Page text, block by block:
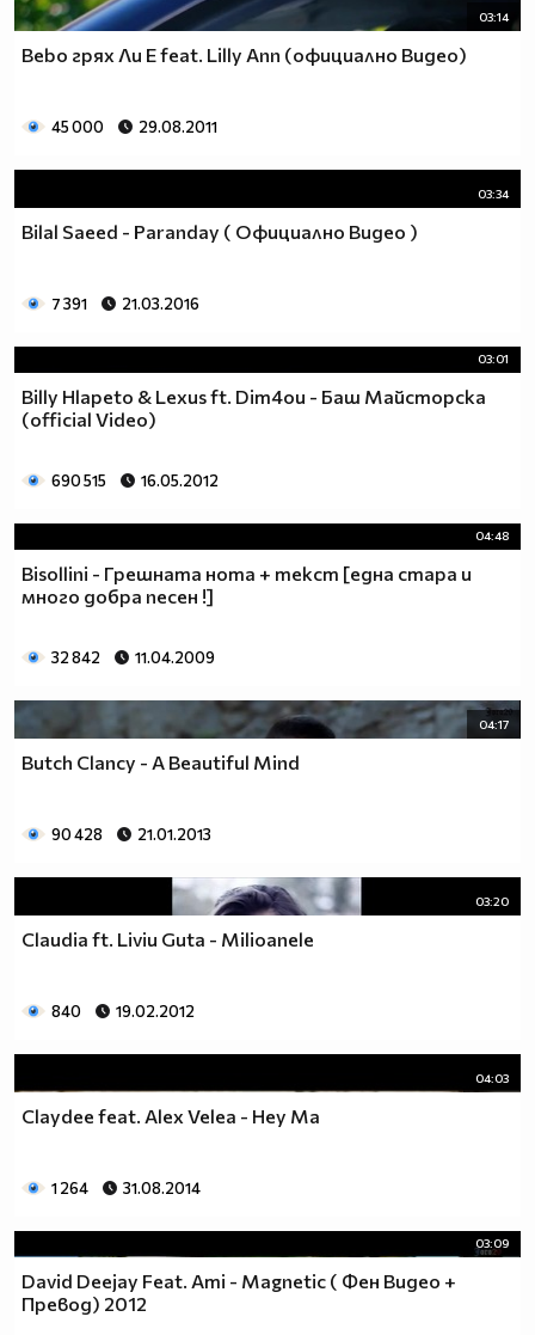
03:14
Bebo грях Ли Е feat. Lilly Ann (официално Видео)
45 000 29.08.2011
03:34
Bilal Saeed - Paranday ( Официално Видео )
7 391 21.03.2016
03:01
Billy Hlapeto & Lexus ft. Dim4ou - Баш Майсторска
(official Video)
690 515 16.05.2012
04:48
Bisollini - Грешната нота + текст [една стара и
много добра песен !]
32 842 11.04.2009
04:17
Butch Clancy - A Beautiful Mind
90 428 21.01.2013
03:20
Claudia ft. Liviu Guta - Milioanele
840 19.02.2012
04:03
Claydee feat. Alex Velea - Hey Ma
1 264 31.08.2014
03:09
David Deejay Feat. Ami - Magnetic ( Фен Видео +
Превод) 2012